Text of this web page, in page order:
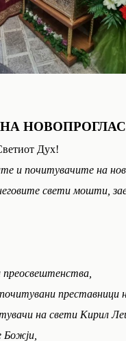
Дух!
и почитувачите на
свети мошти,
преставници
на свети Кирил
Божји,